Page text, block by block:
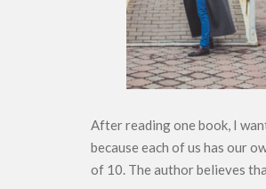
After reading one book, I
because each of us has our
of 10. The author believes